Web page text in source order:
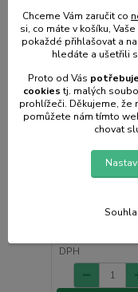
Košík
drát.černý
172 Kčbez
DPH
• Skladem
Chceme Vám zaručit co
si, co máte v košíku,
pokaždé přihlašovat a
hledáte a ušetřili
Proto od Vás
cookiestj. malých
prohlížeči. Děkujeme, že
pomůžete nám tímto
chovat